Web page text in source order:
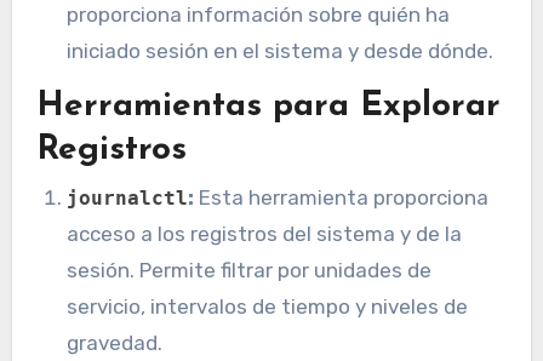
proporciona información sobre quién ha
iniciado sesión en el sistema y desde dónde.
Herramientas para Explorar
Registros
journalctl: Esta herramienta proporciona
acceso a los registros del sistema y de la
sesión. Permite filtrar por unidades de
servicio, intervalos de tiempo y niveles de
gravedad.